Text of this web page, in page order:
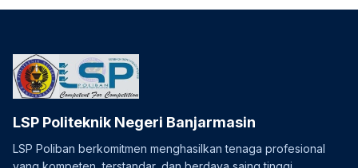
LSP Politeknik Negeri Banjarmasin
LSP Poliban berkomitmen menghasilkan tenaga profesional